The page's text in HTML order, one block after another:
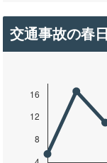
交通事故の春